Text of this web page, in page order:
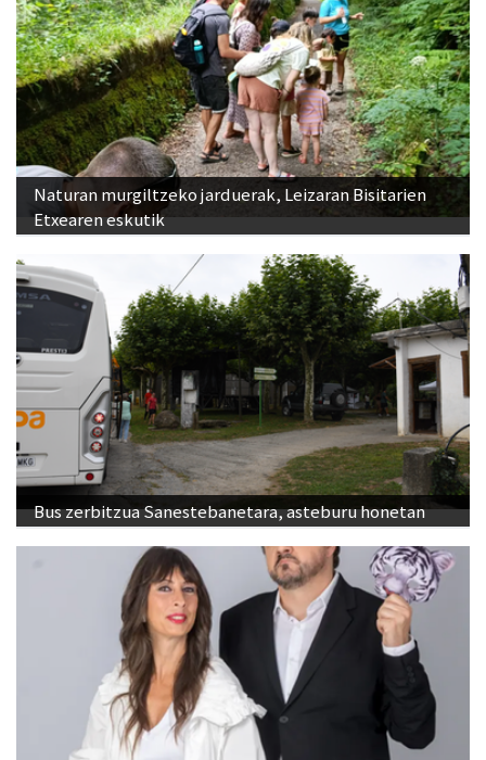
Naturan murgiltzeko jarduerak, Leizaran Bisitarien
Etxearen eskutik
Bus zerbitzua Sanestebanetara, asteburu honetan